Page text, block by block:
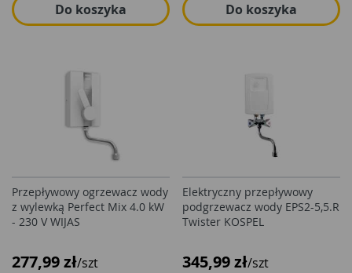
Do koszyka Do koszyka
Przepływowy ogrzewacz wody
z wylewką Perfect Mix 4.0 kW
- 230 V WIJAS
277,99 zł/szt
Elektryczny przepływowy
podgrzewacz wody EPS2-5,5.R
Twister KOSPEL
345,99 zł/szt